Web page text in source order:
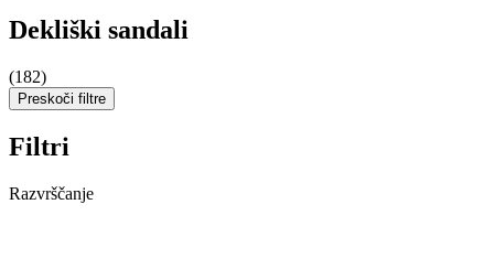
Dekliški sandali
(182)
Preskoči filtre
Filtri
Razvrščanje